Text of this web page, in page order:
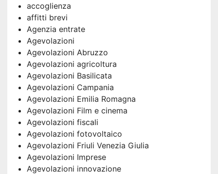
accoglienza
affitti brevi
Agenzia entrate
Agevolazioni
Agevolazioni Abruzzo
Agevolazioni agricoltura
Agevolazioni Basilicata
Agevolazioni Campania
Agevolazioni Emilia Romagna
Agevolazioni Film e cinema
Agevolazioni fiscali
Agevolazioni fotovoltaico
Agevolazioni Friuli Venezia Giulia
Agevolazioni Imprese
Agevolazioni innovazione